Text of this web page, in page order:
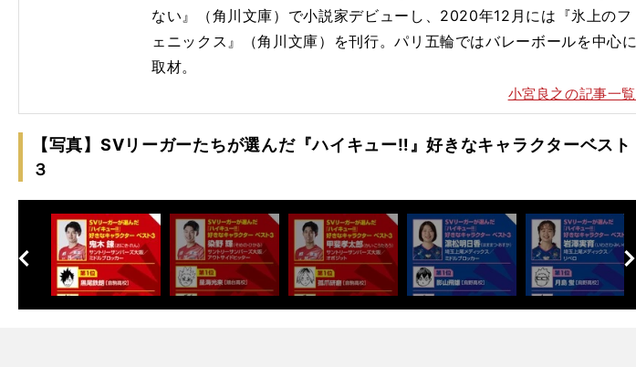
ない』（角川文庫）で小説家デビューし、2020年12月には『氷上のフ
ェニックス』（角川文庫）を刊行。パリ五輪ではバレーボールを中心に
取材。
小宮良之の記事一覧
【写真】SVリーガーたちが選んだ『ハイキュー‼』好きなキャラクターベスト
３
次
へ
前
へ